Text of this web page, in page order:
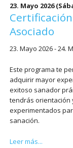
23. Mayo 2026
Asociado
23. Mayo 2026 - 24.
Este programa te
adquirir mayor
exitoso sanador
tendrás orientación
experimentados
sanación.
Leer más...